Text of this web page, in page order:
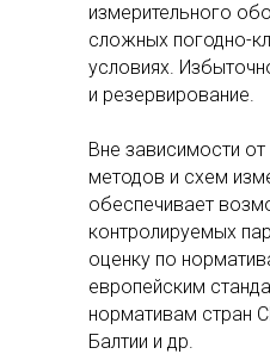
измерительного
сложных погодно-
условиях.
и резервирование.
Вне зависимости от
методов и схем
обеспечивает
контролируемых
оценку по
европейским
нормативам стран
Балтии и др.